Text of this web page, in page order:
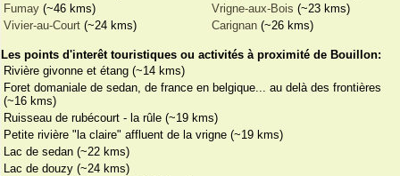
Fumay (~46 kms) Vrigne-aux-Bois (~23 kms)
Vivier-au-Court (~24 kms) Carignan (~26 kms)
Les points d'interêt touristiques ou activités à proximité de Bouillon:
Rivière givonne et étang (~14 kms)
Foret domaniale de sedan, de france en belgique... au delà des frontières
(~16 kms)
Ruisseau de rubécourt - la rûle (~19 kms)
Petite rivière "la claire" affluent de la vrigne (~19 kms)
Lac de sedan (~22 kms)
Lac de douzy (~24 kms)